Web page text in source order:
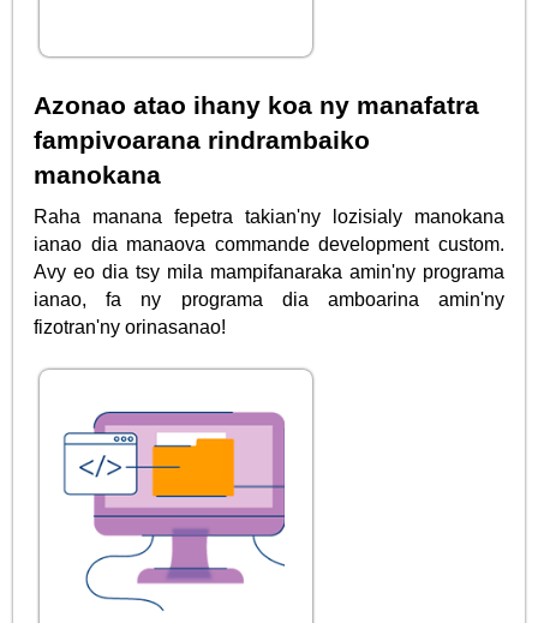
Azonao atao ihany koa ny manafatra
fampivoarana rindrambaiko
manokana
Raha manana fepetra takian'ny lozisialy manokana
ianao dia manaova commande development custom.
Avy eo dia tsy mila mampifanaraka amin'ny programa
ianao, fa ny programa dia amboarina amin'ny
fizotran'ny orinasanao!